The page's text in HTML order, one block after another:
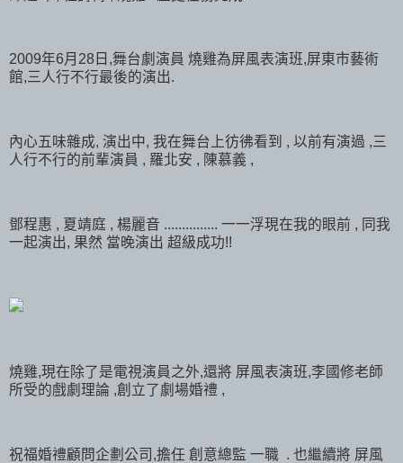
2009年6月28日,舞台劇演員 燒雞為屏風表演班,屏東市藝術
館,三人行不行最後的演出.
內心五味雜成, 演出中, 我在舞台上彷彿看到 , 以前有演過 ,三
人行不行的前輩演員 , 羅北安 , 陳慕義 ,
鄧程惠 , 夏靖庭 , 楊麗音 ............... 一一浮現在我的眼前 , 同我
一起演出, 果然 當晚演出 超級成功!!
燒雞,現在除了是電視演員之外,還將 屏風表演班,李國修老師
所受的戲劇理論 ,創立了劇場婚禮 ,
祝福婚禮顧問企劃公司,擔任 創意總監 一職 . 也繼續將 屏風